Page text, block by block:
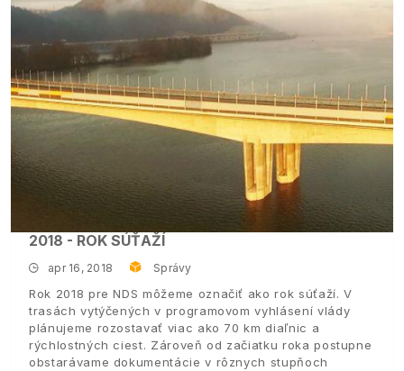
2018 - ROK SÚŤAŽÍ
apr 16, 2018 Správy
Rok 2018 pre NDS môžeme označiť ako rok súťaží. V
trasách vytýčených v programovom vyhlásení vlády
plánujeme rozostavať viac ako 70 km diaľnic a
rýchlostných ciest. Zároveň od začiatku roka postupne
obstarávame dokumentácie v rôznych stupňoch